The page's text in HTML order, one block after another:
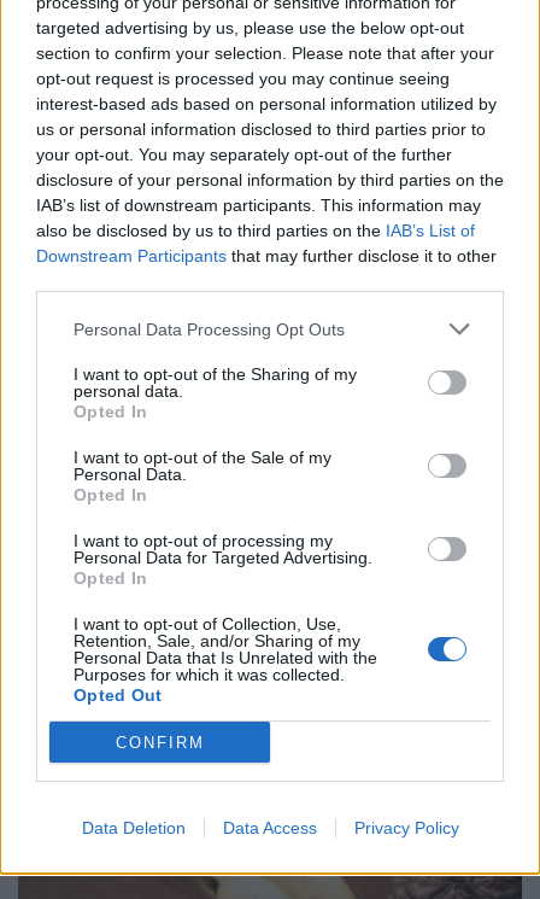
targeted advertising by us, please use the below opt-out
section to confirm your selection. Please note that after your
opt-out request is processed you may continue seeing
interest-based ads based on personal information utilized by
us or personal information disclosed to third parties prior to
your opt-out. You may separately opt-out of the further
disclosure of your personal information by third parties on the
IAB’s list of downstream participants. This information may
also be disclosed by us to third parties on the IAB’s List of
Downstream Participants that may further disclose it to other
Personal Data Processing Opt Outs
I want to opt-out of the Sharing of my
personal data.
Opted In
I want to opt-out of the Sale of my
Personal Data.
Opted In
I want to opt-out of processing my
Personal Data for Targeted Advertising.
Opted In
I want to opt-out of Collection, Use,
Retention, Sale, and/or Sharing of my
Personal Data that Is Unrelated with the
Purposes for which it was collected.
Opted Out
CONFIRM
Data Deletion Data Access Privacy Policy
10 Ιανουαρίου 2025
Ο μύθος του 8ωρου ύπνου - Τι ισχύει
τελικά, σύμφωνα με την επιστήμη
10 Ιανουαρίου 2025
ΣΧΕΤΙΚΑ ΑΡΘΡΑ
Πέτρες στα νεφρά: Οι 5 καλύτερες τροφές που
προλαμβάνουν την εμφάνισή τους